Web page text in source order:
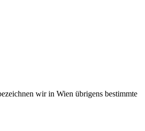
wir in Wien übrigens bestimmte